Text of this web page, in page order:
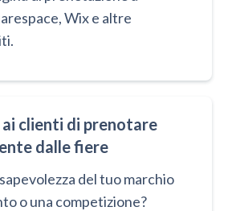
Wix e altre
clienti di prenotare
dalle fiere
del tuo marchio
o una competizione?